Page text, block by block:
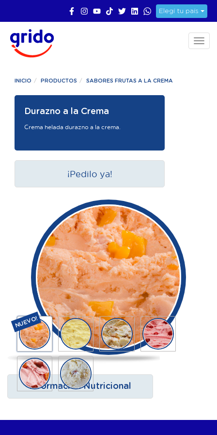
Elegí tu país
INICIO PRODUCTOS SABORES FRUTAS A LA CREMA
Durazno a la Crema
Crema helada durazno a la crema.
¡Pedilo ya!
Información Nutricional
NUEVO!